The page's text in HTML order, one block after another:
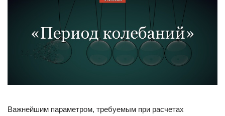
Важнейшим параметром, требуемым при расчетах